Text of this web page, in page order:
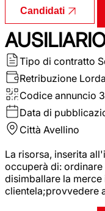
Candidati
Tipo di contratto
Retribuzione Lorda
Codice annuncio
Data di
Città Avellino
La risorsa, inserita
occuperà di:
disimballare la
clientela;provvedere